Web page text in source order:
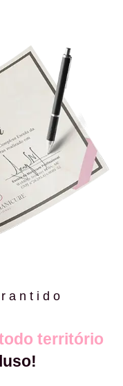
território